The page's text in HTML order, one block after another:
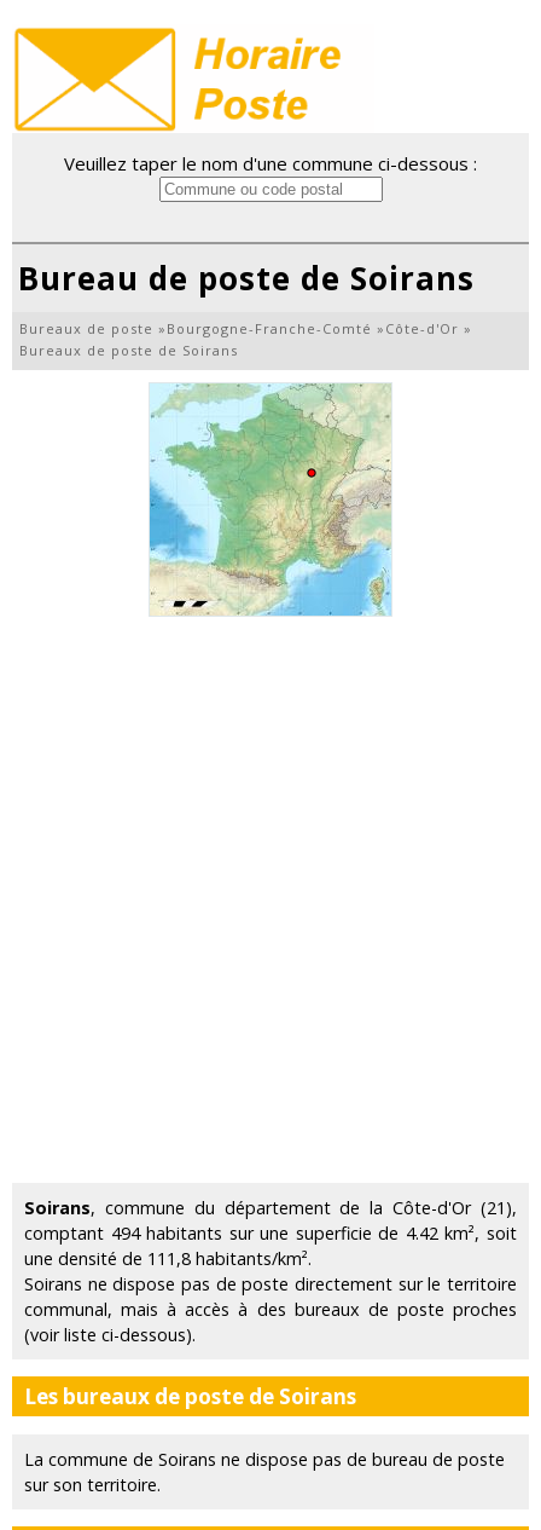
Veuillez taper le nom d'une commune ci-dessous :
Bureau de poste de Soirans
Bureaux de poste » Bourgogne-Franche-Comté » Côte-d'Or »
Bureaux de poste de Soirans
Soirans, commune du département de la Côte-d'Or (21),
comptant 494 habitants sur une superficie de 4.42 km², soit
une densité de 111,8 habitants/km².
Soirans ne dispose pas de poste directement sur le territoire
communal, mais à accès à des bureaux de poste proches
(voir liste ci-dessous).
Les bureaux de poste de Soirans
La commune de Soirans ne dispose pas de bureau de poste
sur son territoire.